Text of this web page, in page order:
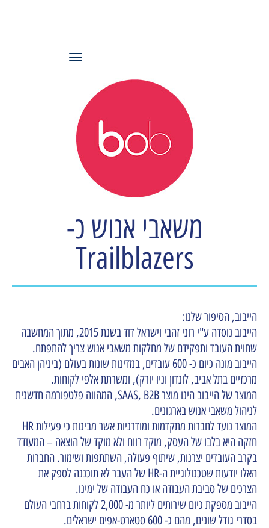
תפריט
משאבי אנוש כ-
Trailblazers
הייבוב, הסיפור שלנו:
הייבוב נוסדה ע"י רוני זהבי וישראל דוד בשנת 2015, מתוך המחשבה
שחוית העובד ותפקידם של מחלקות משאבי אנוש צריך להתפתח.
הייבוב מונה כיום כ- 600 עובדים, במדינות שונות בעולם (ביניהן האבים
מרכזיים בתל אביב, לונדון וניו יורק), ומשרתת אלפי לקוחות.
המוצר של הייבוב הינו מוצר SAAS, B2B, המהווה פלטפורמה חדשנית
לניהול משאבי אנוש בארגונים.
המוצר נועד לחברות מתקדמות ומודרניות אשר מבינות כי פעילות HR
חזקה היא בלבו של העסק, מוקד רווח ולא מוקד של הוצאה – המעודד
בקרב העובדים יצרנות, שיתוף פעולה, השתתפות ושימור. החברות
האלו יודעות שטכנולוגיית ה-HR של העבר לא תוכננה לספק את
הצרכים של סביבת העבודה או כח העבודה של ימינו.
הייבוב מספקת כיום שירותים ליותר מ- 2,000 לקוחות ברחבי העולם
בסדרי גודל שונים, מהם כ- 600 סטארט-אפים ישראלים.